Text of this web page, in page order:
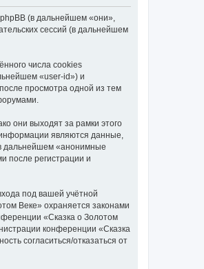
(в дальнейшем «они»,
сессий (в дальнейшем
числа cookies
«user-id») и
просмотра одной из тем
они выходят за рамки этого
являются данные,
дальнейшем «анонимные
после регистрации и
под вашей учётной
Веке» охраняется законами
«Сказка о Золотом
конференции «Сказка
согласиться/отказаться от